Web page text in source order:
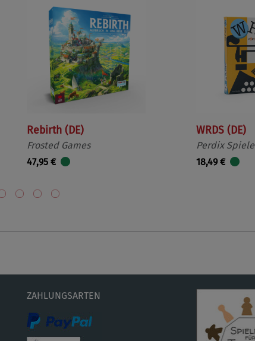
Rebirth (DE)
Frosted Games
47,95 €
WRDS (DE)
Perdix Spiele
18,49 €
ZAHLUNGSARTEN